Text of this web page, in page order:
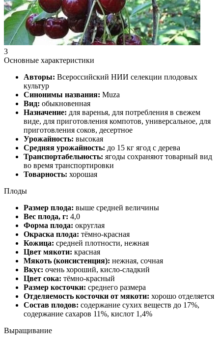
3
Основные характеристики
Авторы: Всероссийский НИИ селекции плодовых
культур
Синонимы названия: Muza
Вид: обыкновенная
Назначение: для варенья, для потребления в свежем
виде, для приготовления компотов, универсальное, для
приготовления соков, десертное
Урожайность: высокая
Средняя урожайность: до 15 кг ягод с дерева
Транспортабельность: ягоды сохраняют товарный вид
во время транспортировки
Товарность: хорошая
Плоды
Размер плода: выше средней величины
Вес плода, г: 4,0
Форма плода: округлая
Окраска плода: тёмно-красная
Кожица: средней плотности, нежная
Цвет мякоти: красная
Мякоть (консистенция): нежная, сочная
Вкус: очень хороший, кисло-сладкий
Цвет сока: тёмно-красный
Размер косточки: среднего размера
Отделяемость косточки от мякоти: хорошо отделяется
Состав плодов: содержание сухих веществ до 17%,
содержание сахаров 11%, кислот 1,4%
Выращивание